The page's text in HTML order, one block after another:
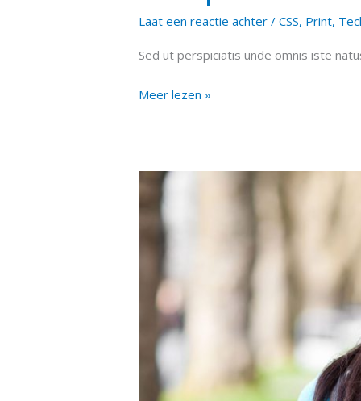
Laat een reactie achter / CSS, Print,
Sed ut perspiciatis unde omnis iste
Meer lezen »
Sample
Image
Post